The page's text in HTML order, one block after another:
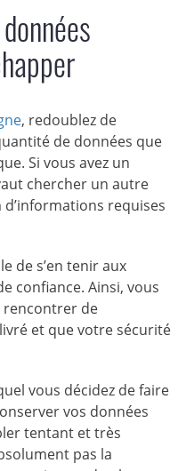
, redoublez de
de données que
Si vous avez un
chercher un autre
requises
de s’en tenir aux
confiance. Ainsi, vous
rencontrer de
et que votre sécurité
vous décidez de faire
vos données
tentant et très
pas la